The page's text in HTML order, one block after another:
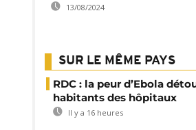
13/08/2024
SUR LE MÊME PAYS
RDC : la peur d’Ebola
habitants des hôpitaux
Il y a 16 heures